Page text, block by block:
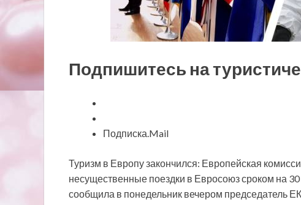
Подпишитесь на
Подписка.Mail
Туризм в Европузакончился: Европейская
несущественные поездки в Евросоюз сроком на
сообщила в понедельник вечером председатель